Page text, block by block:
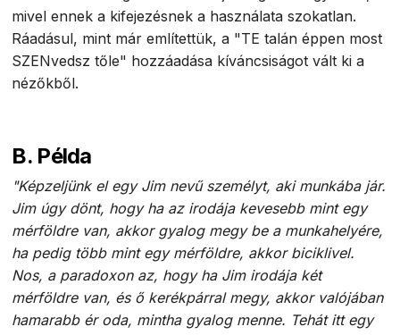
mivel ennek a kifejezésnek a használata szokatlan.
Ráadásul, mint már említettük, a "TE talán éppen most
SZENvedsz tőle" hozzáadása kíváncsiságot vált ki a
nézőkből.
B. Példa
"Képzeljünk el egy Jim nevű személyt, aki munkába jár.
Jim úgy dönt, hogy ha az irodája kevesebb mint egy
mérföldre van, akkor gyalog megy be a munkahelyére,
ha pedig több mint egy mérföldre, akkor biciklivel.
Nos, a paradoxon az, hogy ha Jim irodája két
mérföldre van, és ő kerékpárral megy, akkor valójában
hamarabb ér oda, mintha gyalog menne. Tehát itt egy